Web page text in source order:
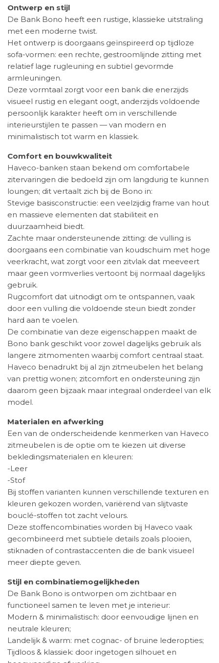
Ontwerp en stijl
De Bank Bono heeft een rustige, klassieke uitstraling
met een moderne twist.
Het ontwerp is doorgaans geïnspireerd op tijdloze
sofa-vormen: een rechte, gestroomlijnde zitting met
relatief lage rugleuning en subtiel gevormde
armleuningen.
Deze vormtaal zorgt voor een bank die enerzijds
visueel rustig en elegant oogt, anderzijds voldoende
persoonlijk karakter heeft om in verschillende
interieurstijlen te passen — van modern en
minimalistisch tot warm en klassiek.
Comfort en bouwkwaliteit
Haveco-banken staan bekend om comfortabele
zitervaringen die bedoeld zijn om langdurig te kunnen
loungen; dit vertaalt zich bij de Bono in:
Stevige basisconstructie: een veelzijdig frame van hout
en massieve elementen dat stabiliteit en
duurzaamheid biedt.
Zachte maar ondersteunende zitting: de vulling is
doorgaans een combinatie van koudschuim met hoge
veerkracht, wat zorgt voor een zitvlak dat meeveert
maar geen vormverlies vertoont bij normaal dagelijks
gebruik.
Rugcomfort dat uitnodigt om te ontspannen, vaak
door een vulling die voldoende steun biedt zonder
hard aan te voelen.
De combinatie van deze eigenschappen maakt de
Bono bank geschikt voor zowel dagelijks gebruik als
langere zitmomenten waarbij comfort centraal staat.
Haveco benadrukt bij al zijn zitmeubelen het belang
van prettig wonen; zitcomfort en ondersteuning zijn
daarom geen bijzaak maar integraal onderdeel van elk
model.
Materialen en afwerking
Een van de onderscheidende kenmerken van Haveco
zitmeubelen is de optie om te kiezen uit diverse
bekledingsmaterialen en kleuren:
-Leer
-Stof
Bij stoffen varianten kunnen verschillende texturen en
kleuren gekozen worden, variërend van slijtvaste
bouclé-stoffen tot zacht velours.
Deze stoffencombinaties worden bij Haveco vaak
gecombineerd met subtiele details zoals plooien,
stiknaden of contrastaccenten die de bank visueel
meer diepte geven.
Stijl en combinatiemogelijkheden
De Bank Bono is ontworpen om zichtbaar en
functioneel samen te leven met je interieur:
Modern & minimalistisch: door eenvoudige lijnen en
neutrale kleuren;
Landelijk & warm: met cognac- of bruine lederopties;
Tijdloos & klassiek: door ingetogen silhouet en